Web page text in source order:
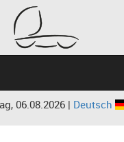
06.08.2026 | Deutsch